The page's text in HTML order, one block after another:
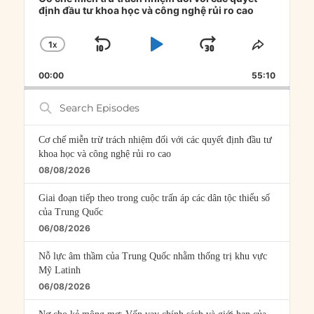
định đầu tư khoa học và công nghệ rủi ro cao
CHANGE
RATE
1X
SKIP
PLAYJUMP
FORWARD
SHARE
00:00 55:10
Search
Episodes
Cơ chế miễn trừ trách nhiệm đối với các quyết định đầu tư
khoa học và công nghệ rủi ro cao
08/08/2026
Giai đoạn tiếp theo trong cuộc trấn áp các dân tộc thiểu số
của Trung Quốc
06/08/2026
Nỗ lực âm thầm của Trung Quốc nhằm thống trị khu vực
Mỹ Latinh
06/08/2026